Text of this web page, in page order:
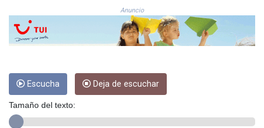
ETB 186.049588
FJD 2.553384
FKP 0.857252
GBP 0.858527
GGP 0.857252
GHS 13.526832
Anuncio
Escucha Deja de escuchar
Tamaño del texto: